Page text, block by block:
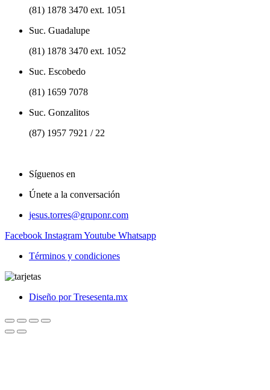
(81) 1878 3470 ext. 1051
Suc. Guadalupe
(81) 1878 3470 ext. 1052
Suc. Escobedo
(81) 1659 7078
Suc. Gonzalitos
(87) 1957 7921 / 22
Síguenos en
Únete a la conversación
jesus.torres@gruponr.com
Facebook InstagramYoutube Whatsapp
Términos y condiciones
Diseño por Tresesenta.mx